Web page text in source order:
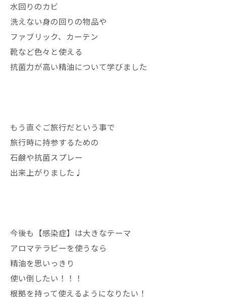
水回りのカビ
洗えない身の回りの物品や
ファブリック、カーテン
靴など色々と使える
抗菌力が高い精油について学びました
もう直ぐご旅行だという事で
旅行時に持参するための
石鹸や抗菌スプレー
出来上がりました♩
今後も【感染症】は大きなテーマ
アロマテラピーを使うなら
精油を思いっきり
使い倒したい！！！
根拠を持って使えるようになりたい！